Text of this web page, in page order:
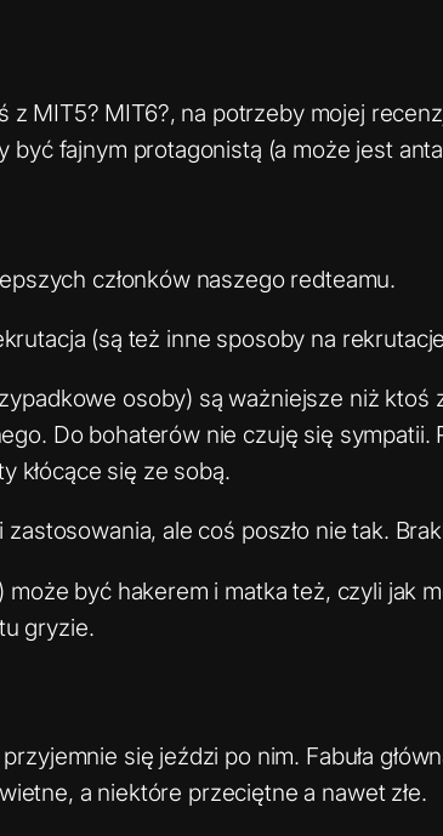
MIT5? MIT6?, na potrzeby mojej
być fajnym protagonistą (a może jest
członków naszego redteamu.
(są też inne sposoby na
osoby) są ważniejsze niż
Do bohaterów nie czuję się sympatii.
kłócące się ze sobą.
ale coś poszło nie tak.
być hakerem i matka też, czyli jak
gryzie.
się jeździ po nim. Fabuła
a niektóre przeciętne a nawet złe.